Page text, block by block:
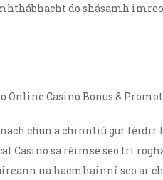
do shásamh
chun a chinntiú gur
Casino sa réimse seo trí
na hacmhainní seo